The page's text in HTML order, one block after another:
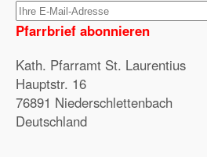
Pfarrbrief abonnieren
Kath. Pfarramt St. Laurentius
Hauptstr. 16
76891 Niederschlettenbach
Deutschland